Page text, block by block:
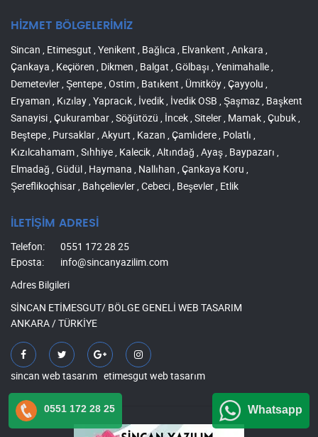
HİZMET BÖLGELERİMİZ
Sincan , Etimesgut , Yenikent , Bağlıca , Elvankent , Ankara ,
Çankaya , Keçiören , Dikmen , Balgat , Gölbaşı , Yenimahalle ,
Demetevler , Şentepe , Ostim , Batıkent , Ümitköy , Çayyolu ,
Eryaman , Kızılay , Yapracık , İvedik , İvedik OSB , Şaşmaz , Başkent
Sanayisi , Çukurambar , Söğütözü , İncek , Siteler , Mamak , Çubuk ,
Beştepe , Pursaklar , Akyurt , Kazan , Çamlıdere , Polatlı ,
Kızılcahamam , Sıhhiye , Kalecik , Altındağ , Ayaş , Baypazarı ,
Elmadağ , Güdül , Haymana , Nallıhan , Çankaya Koru ,
Şereflikoçhisar , Bahçelievler , Cebeci , Beşevler , Etlik
İLETİŞİM ADRESİ
Telefon:
0551 172 28 25
Eposta:
info@sincanyazilim.com
Adres Bilgileri
SİNCAN ETİMESGUT/ BÖLGE GENELİ WEB TASARIM
ANKARA / TÜRKİYE
sincan web tasarım etimesgut web tasarım
0551 172 28 25 Whatsapp